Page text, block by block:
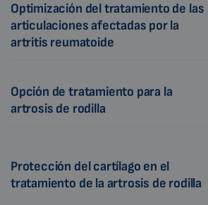
Optimización del tratamiento de las
articulaciones afectadas por la
artritis reumatoide
Opción de tratamiento para la
artrosis de rodilla
Protección del cartílago en el
tratamiento de la artrosis de rodilla